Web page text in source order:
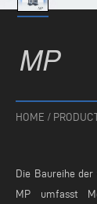
MP
HOME /
Die Baureihe
MP umfasst